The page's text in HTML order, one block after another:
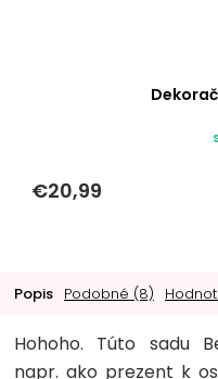
€20,99
Popis Podobné (8)
Hohoho. Túto sadu
napr. ako prezent k